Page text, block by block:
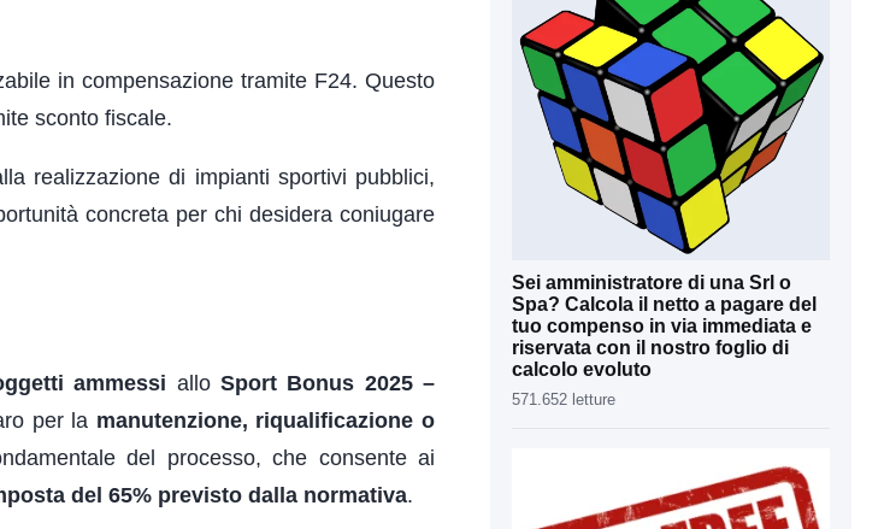
in compensazione tramite F24. Questo
sconto fiscale.
realizzazione di impianti sportivi pubblici,
concreta per chi desidera coniugare
ammessi alloSport Bonus 2025 –
per la manutenzione, riqualificazione o
del processo, che consente ai
del 65% previsto dalla normativa.
Sei amministratore di una Srl o
Spa? Calcola il netto a pagare del
tuo compenso in via immediata e
riservata con il nostro foglio di
calcolo evoluto
571.652 letture